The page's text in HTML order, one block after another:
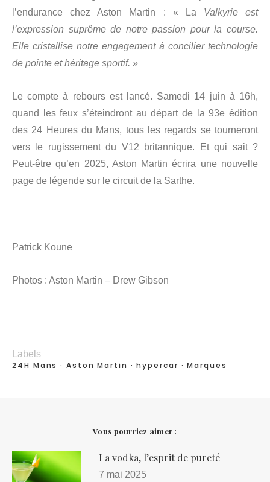
l’endurance chez Aston Martin : « La Valkyrie est
l’expression suprême de notre passion pour la course.
Elle cristallise notre engagement à concilier technologie
de pointe et héritage sportif. »
Le compte à rebours est lancé. Samedi 14 juin à 16h,
quand les feux s’éteindront au départ de la 93e édition
des 24 Heures du Mans, tous les regards se tourneront
vers le rugissement du V12 britannique. Et qui sait ?
Peut-être qu’en 2025, Aston Martin écrira une nouvelle
page de légende sur le circuit de la Sarthe.
Patrick Koune
Photos : Aston Martin – Drew Gibson
Labels
24H Mans
Aston Martin hypercar Marques
Vous pourriez aimer :
La vodka, l’esprit de pureté
7 mai 2025